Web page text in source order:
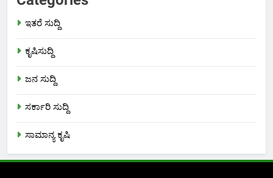
ಇತರೆ ಸುದ್ದಿ
ಕೃಷಿಸುದ್ದಿ
ಜನ ಸುದ್ದಿ
ಸರ್ಕಾರಿ ಸುದ್ದಿ
ಸಾಮಾನ್ಯ ಕೃಷಿ